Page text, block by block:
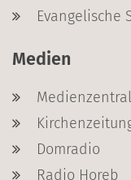
Evangelische
Medien
Domradio
Radio Horeb